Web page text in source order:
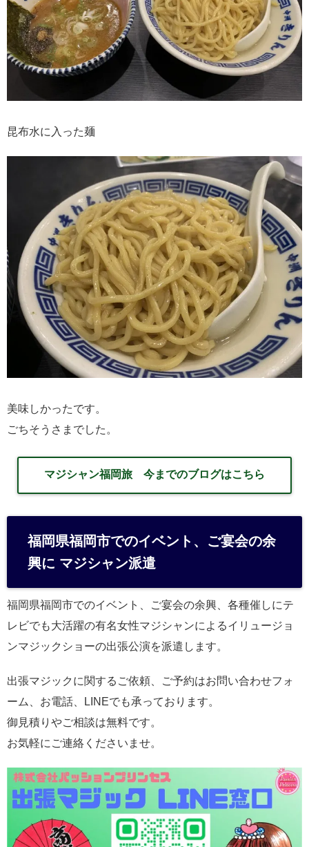
昆布水に入った麺
美味しかったです。
ごちそうさまでした。
マジシャン福岡旅 今までのブログはこちら
福岡県福岡市でのイベント、ご宴会の余
興に マジシャン派遣
福岡県福岡市でのイベント、ご宴会の余興、各種催しにテ
レビでも大活躍の有名女性マジシャンによるイリュージョ
ンマジックショーの出張公演を派遣します。
出張マジックに関するご依頼、ご予約はお問い合わせフォ
ーム、お電話、LINEでも承っております。
御見積りやご相談は無料です。
お気軽にご連絡くださいませ。